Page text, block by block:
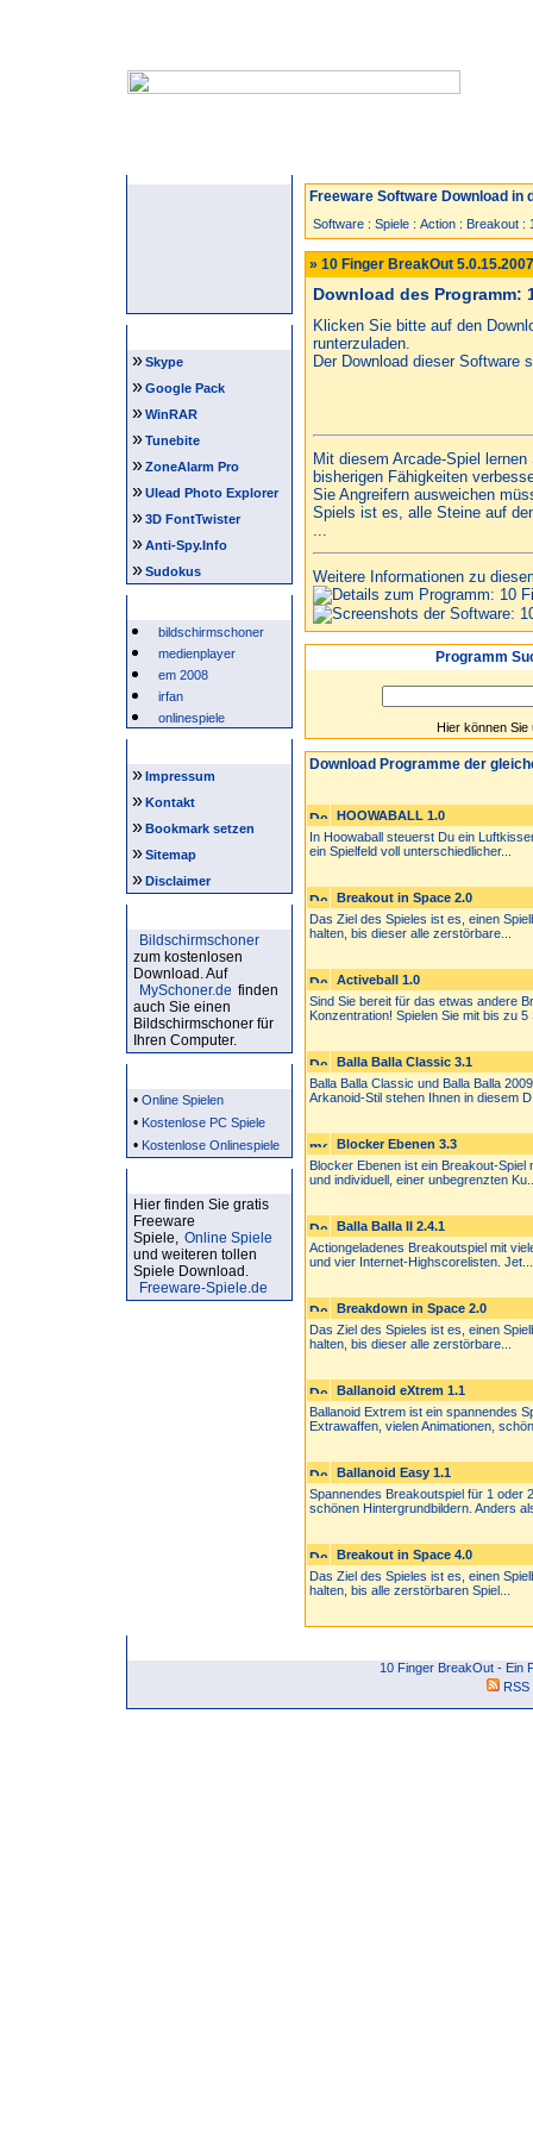
»Skype
»Google Pack
»WinRAR
»Tunebite
»ZoneAlarm Pro
»Ulead Photo Explorer
»3D FontTwister
»Anti-Spy.Info
»Sudokus
bildschirmschoner
medienplayer
em 2008
irfan
onlinespiele
»Impressum
»Kontakt
»Bookmark setzen
»Sitemap
»Disclaimer
Bildschirmschoner
zum kostenlosen
Download. Auf
MySchoner.de finden
auch Sie einen
Bildschirmschoner für
Ihren Computer.
• Online Spielen
• Kostenlose PC Spiele
• Kostenlose Onlinespiele
Hier finden Sie gratis
Freeware
Spiele, Online Spiele
und weiteren tollen
Spiele Download.
Freeware-Spiele.de
Freeware Software Download in
Software : Spiele : Action : Breakout :
» 10 Finger BreakOut 5.0.15.2007
Download des Programm:
Klicken Sie bitte auf den
runterzuladen.
Der Download dieser Software
Mit diesem Arcade-Spiel
bisherigen Fähigkeiten
Sie Angreifern ausweichen
Spiels ist es, alle Steine auf
...
Weitere Informationen zu
Programm
Hier können
Download Programme der
HOOWABALL 1.0
In Hoowaball steuerst Du ein
ein Spielfeld voll unterschiedlicher...
Breakout in Space 2.0
Das Ziel des Spieles ist es, einen
halten, bis dieser alle zerstörbare...
Activeball 1.0
Sind Sie bereit für das etwas andere
Konzentration! Spielen Sie mit bis zu 5
Balla Balla Classic 3.1
Balla Balla Classic und Balla Balla
Arkanoid-Stil stehen Ihnen in diesem
Blocker Ebenen 3.3
Blocker Ebenen ist ein Breakout-
und individuell, einer unbegrenzten
Balla Balla II 2.4.1
Actiongeladenes Breakoutspiel mit
und vier Internet-Highscorelisten. Jet...
Breakdown in Space 2.0
Das Ziel des Spieles ist es, einen
halten, bis dieser alle zerstörbare...
Ballanoid eXtrem 1.1
Ballanoid Extrem ist ein spannendes
Extrawaffen, vielen Animationen,
Ballanoid Easy 1.1
Spannendes Breakoutspiel für 1 oder
schönen Hintergrundbildern. Anders
Breakout in Space 4.0
Das Ziel des Spieles ist es, einen
halten, bis alle zerstörbaren Spiel...
10 Finger BreakOut - Ein